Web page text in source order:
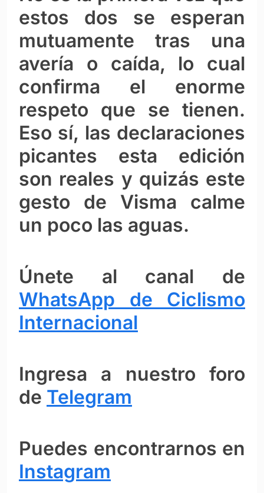
estos dos se esperan
mutuamente tras una
avería o caída, lo cual
confirma el enorme
respeto que se tienen.
Eso sí, las declaraciones
picantes esta edición
son reales y quizás este
gesto de Visma calme
un poco las aguas.
Únete al canal de
WhatsApp de Ciclismo
Internacional
Ingresa a nuestro foro
de Telegram
Puedes encontrarnos en
Instagram